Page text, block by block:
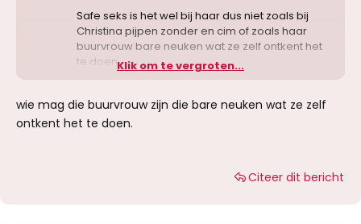
Safe seks is het wel bij haar dus niet zoals bij
Christina pijpen zonder en cim of zoals haar
buurvrouw bare neuken wat ze zelf ontkent het
te doen.Klik om te vergroten...
wie mag die buurvrouw zijn die bare neuken wat ze zelf
ontkent het te doen.
Citeer dit bericht